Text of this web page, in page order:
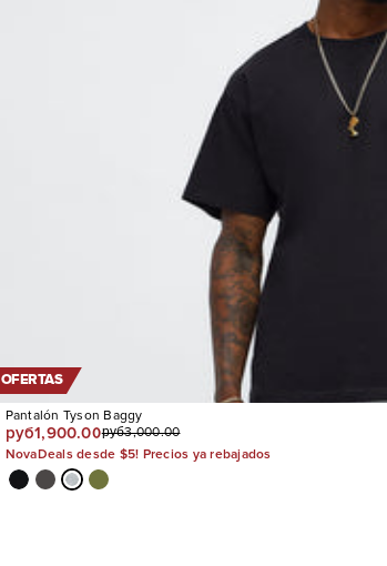
OFERTAS
Pantalón Tyson Baggy
руб1,900.00руб3,000.00
NovaDeals desde $5! Precios ya rebajados